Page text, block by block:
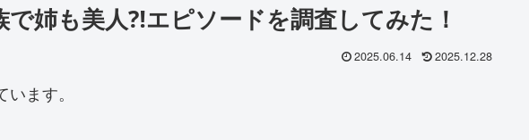
姉も美人⁈エピソードを調査してみた！
2025.06.14 2025.12.28
ます。